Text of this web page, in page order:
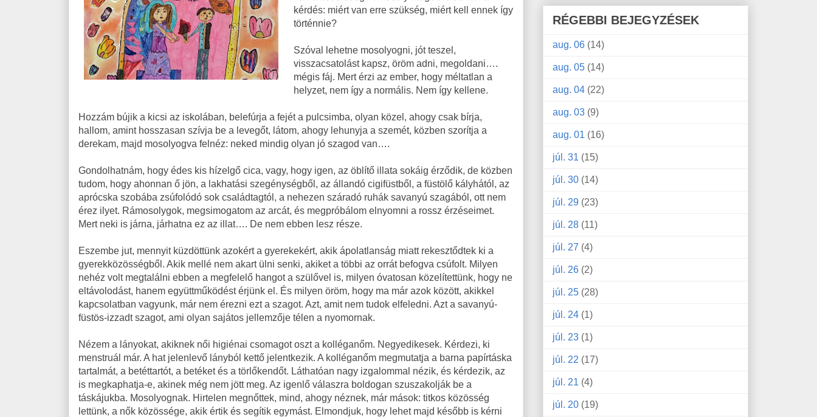
kérdés: miért van erre szükség, miért kell ennek így
történnie?
Szóval lehetne mosolyogni, jót teszel,
visszacsatolást kapsz, öröm adni, megoldani….
mégis fáj. Mert érzi az ember, hogy méltatlan a
helyzet, nem így a normális. Nem így kellene.
Hozzám bújik a kicsi az iskolában, belefúrja a fejét a pulcsimba, olyan közel, ahogy csak bírja,
hallom, amint hosszasan szívja be a levegőt, látom, ahogy lehunyja a szemét, közben szorítja a
derekam, majd mosolyogva felnéz: neked mindig olyan jó szagod van….
Gondolhatnám, hogy édes kis hízelgő cica, vagy, hogy igen, az öblítő illata sokáig érződik, de közben
tudom, hogy ahonnan ő jön, a lakhatási szegénységből, az állandó cigifüstből, a füstölő kályhától, az
aprócska szobába zsúfolódó sok családtagtól, a nehezen száradó ruhák savanyú szagából, ott nem
érez ilyet. Rámosolygok, megsimogatom az arcát, és megpróbálom elnyomni a rossz érzéseimet.
Mert neki is járna, járhatna ez az illat…. De nem ebben lesz része.
Eszembe jut, mennyit küzdöttünk azokért a gyerekekért, akik ápolatlanság miatt rekesztődtek ki a
gyerekközösségből. Akik mellé nem akart ülni senki, akiket a többi az orrát befogva csúfolt. Milyen
nehéz volt megtalálni ebben a megfelelő hangot a szülővel is, milyen óvatosan közelítettünk, hogy ne
eltávolodást, hanem együttműködést érjünk el. És milyen öröm, hogy ma már azok között, akikkel
kapcsolatban vagyunk, már nem érezni ezt a szagot. Azt, amit nem tudok elfeledni. Azt a savanyú-
füstös-izzadt szagot, ami olyan sajátos jellemzője télen a nyomornak.
Nézem a lányokat, akiknek női higiénai csomagot oszt a kolléganőm. Negyedikesek. Kérdezi, ki
menstruál már. A hat jelenlevő lányból kettő jelentkezik. A kolléganőm megmutatja a barna papírtáska
tartalmát, a betéttartót, a betéket és a törlőkendőt. Láthatóan nagy izgalommal nézik, és kérdezik, az
is megkaphatja-e, akinek még nem jött meg. Az igenlő válaszra boldogan szuszakolják be a
táskájukba. Mosolyognak. Hirtelen megnőttek, mind, ahogy néznek, már mások: titkos közösség
lettünk, a nők közössége, akik értik és segítik egymást. Elmondjuk, hogy lehet majd később is kérni
RÉGEBBI BEJEGYZÉSEK
aug. 06 (14)
aug. 05 (14)
aug. 04 (22)
aug. 03 (9)
aug. 01 (16)
júl. 31 (15)
júl. 30 (14)
júl. 29 (23)
júl. 28 (11)
júl. 27 (4)
júl. 26 (2)
júl. 25 (28)
júl. 24 (1)
júl. 23 (1)
júl. 22 (17)
júl. 21 (4)
júl. 20 (19)